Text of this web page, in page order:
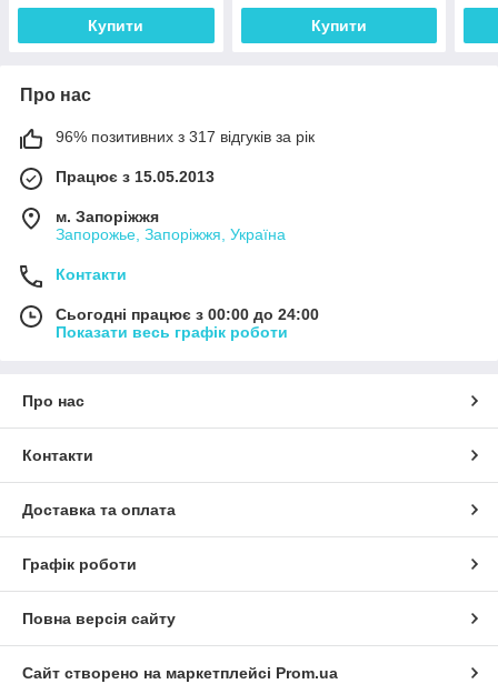
Купити Купити
Про нас
96% позитивних з 317 відгуків за рік
Працює з 15.05.2013
м. Запоріжжя
Запорожье, Запоріжжя, Україна
Контакти
Сьогодні працює з 00:00 до 24:00
Показати весь графік роботи
Про нас
Контакти
Доставка та оплата
Графік роботи
Повна версія сайту
Сайт створено на маркетплейсі Prom.ua